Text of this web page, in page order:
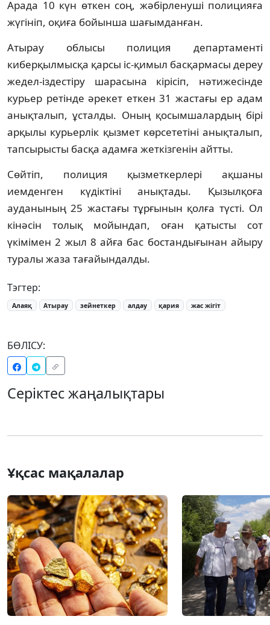
Арада 10 күн өткен соң, жәбірленуші полицияға
жүгініп, оқиға бойынша шағымданған.
Атырау облысы полиция департаменті
киберқылмысқа қарсы іс-қимыл басқармасы дереу
жедел-іздестіру шарасына кірісіп, нәтижесінде
курьер ретінде әрекет еткен 31 жастағы ер адам
анықталып, ұсталды. Оның қосымшалардың бірі
арқылы курьерлік қызмет көрсететіні анықталып,
тапсырысты басқа адамға жеткізгенін айтты.
Сөйтіп, полиция қызметкерлері ақшаны
иемденген күдіктіні анықтады. Қызылқоға
ауданының 25 жастағы тұрғынын қолға түсті. Ол
кінәсін толық мойындап, оған қатысты сот
үкімімен 2 жыл 8 айға бас бостандығынан айыру
туралы жаза тағайындалды.
Тэгтер:
Алаяқ Атырау зейнеткер алдау қария жас жігіт
БӨЛІСУ:
Серіктес жаңалықтары
Ұқсас мақалалар